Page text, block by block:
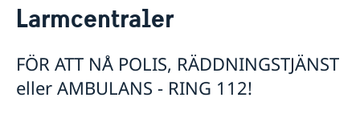
Hjälp till svenskar i Lettland
Akut hjälp
Ekonomiskt nödställd
Larmcentraler
FÖR ATT NÅ POLIS, RÄDDNINGSTJÄNST
eller AMBULANS - RING 112!